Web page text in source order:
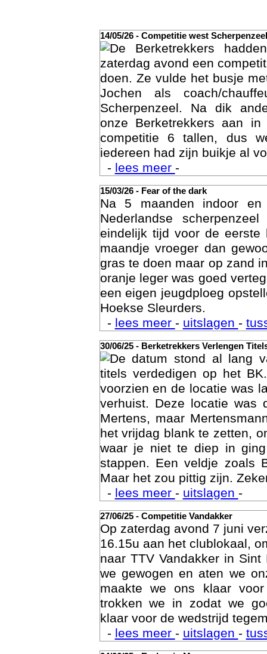
14/05/26 - Competitie west Scherpenzeel
De Berketrekkers
zaterdag avond een
doen. Ze vulde het busje
Jochen als coach/
Scherpenzeel. Na dik
onze Berketrekkers aan
competitie 6 tallen, dus
iedereen had zijn buikje al
-lees meer-
15/03/26 - Fear of the dark
Na 5 maanden indoor
Nederlandse
eindelijk tijd voor de eerste
maandje vroeger dan
gras te doen maar op zand
oranje leger was goed
een eigen jeugdploeg
Hoekse Sleurders.
-lees meer-uitslagen-
30/06/25 - Berketrekkers Verlengen
De datum stond al lang
titels verdedigen op het
voorzien en de locatie was
verhuist. Deze locatie was
Mertens, maar
het vrijdag blank te zetten,
waar je niet te diep in
stappen. Een veldje zoals
Maar het zou pittig zijn.
-lees meer-uitslagen-
27/06/25 - Competitie Vandakker
Op zaterdag avond 7 juni
16.15u aan het clublokaal,
naar TTV Vandakker in
we gewogen en aten we
maakte we ons klaar
trokken we in zodat we
klaar voor de wedstrijd
-lees meer-uitslagen-